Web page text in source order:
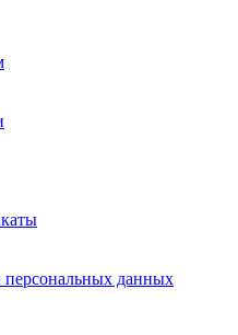
персональных данных